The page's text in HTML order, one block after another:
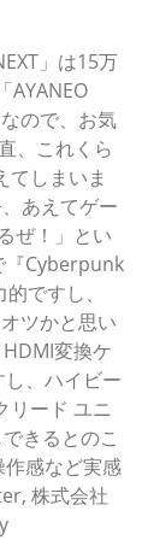
」は15万
AYANEO
ので、お気
、これくら
てしまいま
あえてゲー
ぜ！」とい
『Cyberpunk
ですし、
ツかと思い
変換ケ
、ハイビー
リード ユニ
きるとのこ
感など実感
株式会社